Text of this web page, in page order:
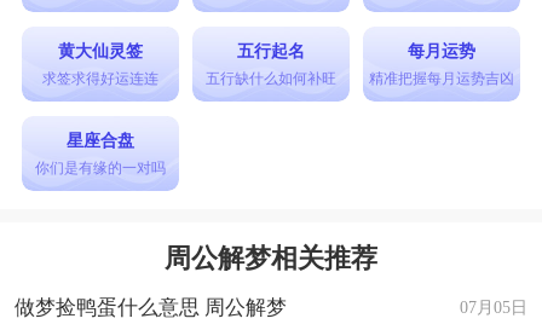
黄大仙灵签
求签求得好运连连
五行起名
五行缺什么如何补旺
每月运势
精准把握每月运势吉凶
星座合盘
你们是有缘的一对吗
周公解梦相关推荐
07月05日
做梦捡鸭蛋什么意思 周公解梦